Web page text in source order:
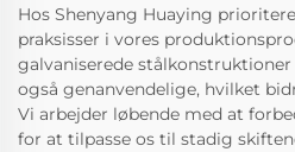
Hos Shenyang Huaying
praksisser i vores
galvaniserede
også genanvendelige, hvilket
Vi arbejder løbende med at
for at tilpasse os til stadig